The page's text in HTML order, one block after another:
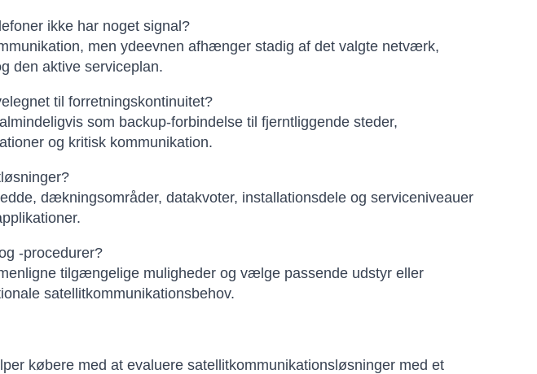
ikke har noget signal?
men ydeevnen afhænger stadig af det valgte netværk,
den aktive serviceplan.
til forretningskontinuitet?
som backup-forbindelse til fjerntliggende steder,
og kritisk kommunikation.
dækningsområder, datakvoter, installationsdele og serviceniveauer
-procedurer?
tilgængelige muligheder og vælge passende udstyr eller
satellitkommunikationsbehov.
købere med at evaluere satellitkommunikationsløsninger med et